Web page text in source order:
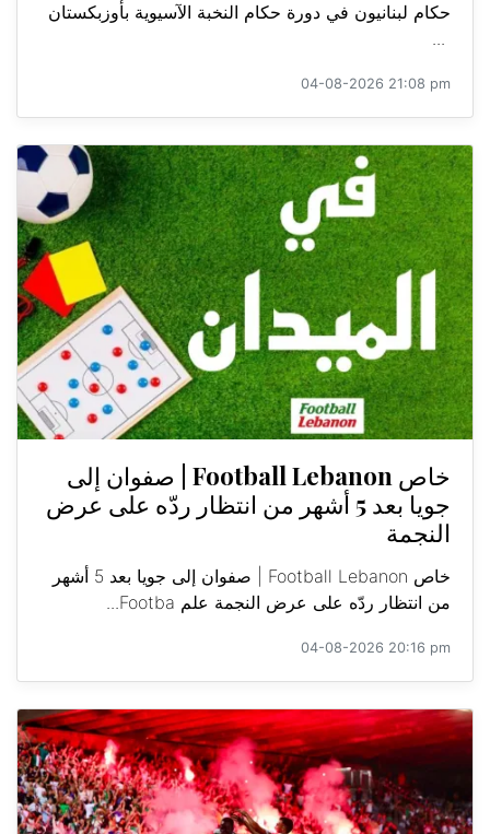
حكام لبنانيون في دورة حكام النخبة الآسيوية بأوزبكستان
...
04-08-2026 21:08 pm
خاص Football Lebanon | صفوان إلى
جويا بعد 5 أشهر من انتظار ردّه على عرض
النجمة
خاص Football Lebanon | صفوان إلى جويا بعد 5 أشهر
من انتظار ردّه على عرض النجمة علم Footba...
04-08-2026 20:16 pm